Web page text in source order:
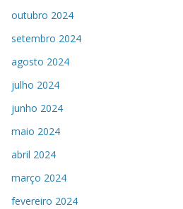
outubro 2024
setembro 2024
agosto 2024
julho 2024
junho 2024
maio 2024
abril 2024
março 2024
fevereiro 2024